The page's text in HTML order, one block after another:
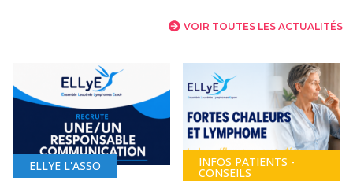
VOIR TOUTES LES ACTUALITÉS
ELLYE L'ASSO INFOS PATIENTS -
CONSEILS